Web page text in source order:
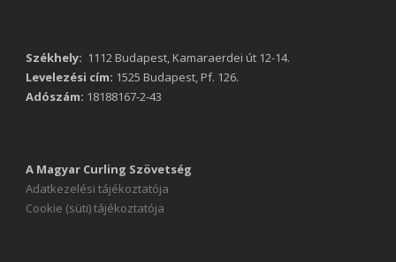
Székhely: 1112 Budapest, Kamaraerdei út 12-14.
Levelezési cím: 1525 Budapest, Pf. 126.
Adószám: 18188167-2-43
A Magyar Curling Szövetség
Adatkezelési tájékoztatója
Cookie (süti) tájékoztatója